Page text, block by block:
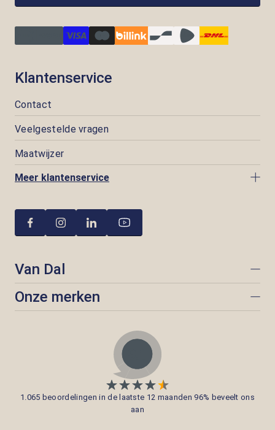
Klantenservice
Contact
Veelgestelde vragen
Maatwijzer
Meer klantenservice
Van Dal
Onze merken
1.065 beoordelingen in de laatste 12 maanden 96% beveelt ons
aan